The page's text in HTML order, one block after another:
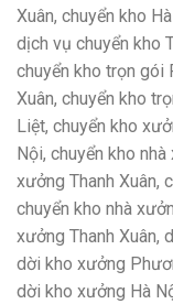
Xuân, chuyển kho
dịch vụ chuyển kho
chuyển kho trọn gói
Xuân, chuyển kho
Liệt, chuyển kho
Nội, chuyển kho
xưởng Thanh Xuân,
chuyển kho nhà
xưởng Thanh Xuân,
dời kho xưởng
dời kho xưởng Hà